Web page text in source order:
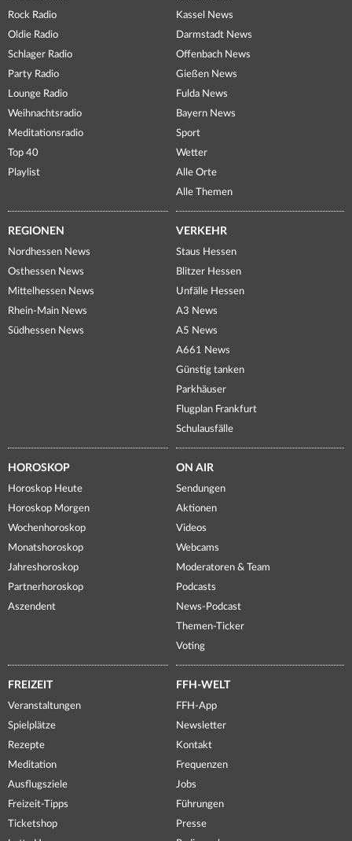
Rock Radio
Oldie Radio
Schlager Radio
Party Radio
Lounge Radio
Weihnachtsradio
Meditationsradio
Top 40
Playlist
Kassel News
Darmstadt News
Offenbach News
Gießen News
Fulda News
Bayern News
Sport
Wetter
Alle Orte
Alle Themen
REGIONEN
Nordhessen News
Osthessen News
Mittelhessen News
Rhein-Main News
Südhessen News
VERKEHR
Staus Hessen
Blitzer Hessen
Unfälle Hessen
A3 News
A5 News
A661 News
Günstig tanken
Parkhäuser
Flugplan Frankfurt
Schulausfälle
HOROSKOP
Horoskop Heute
Horoskop Morgen
Wochenhoroskop
Monatshoroskop
Jahreshoroskop
Partnerhoroskop
Aszendent
ON AIR
Sendungen
Aktionen
Videos
Webcams
Moderatoren & Team
Podcasts
News-Podcast
Themen-Ticker
Voting
FREIZEIT
Veranstaltungen
Spielplätze
Rezepte
Meditation
Ausflugsziele
Freizeit-Tipps
Ticketshop
FFH-WELT
FFH-App
Newsletter
Kontakt
Frequenzen
Jobs
Führungen
Presse